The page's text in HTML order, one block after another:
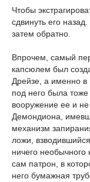
Чтобы
сдвинуть его
затем обратно.
Впрочем, самый
капсюлем был
Дрейзе, а именно
под него была тоже
вооружение ее и
Демондиона,
механизм
ложи,
ничего
сам патрон, в
него бумажная